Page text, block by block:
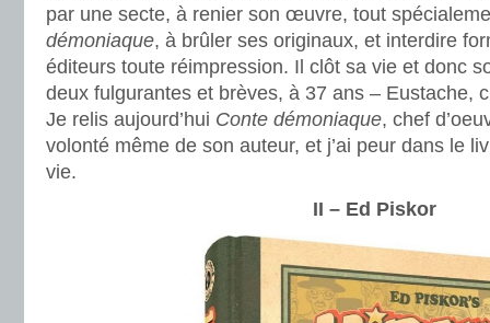
par une secte, à renier son œuvre, tout
démoniaque, à brûler ses originaux, et interdire
éditeurs toute réimpression. Il clôt sa vie et donc
deux fulgurantes et brèves, à 37 ans – Eustache,
Je relis aujourd’hui Conte démoniaque, chef
volonté même de son auteur, et j’ai peur dans le
vie.
II – Ed Piskor